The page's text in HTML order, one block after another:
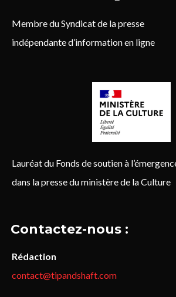
Membre du Syndicat de la presse
indépendante d’information en ligne
Lauréat du Fonds de soutien à
dans la presse du ministère de la Culture
Contactez-nous :
Rédaction
contact@tipandshaft.com